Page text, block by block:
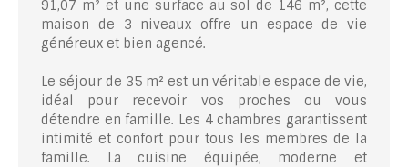
91,07 m² et une surface au sol de 146 m², cette
maison de 3 niveaux offre un espace de vie
généreux et bien agencé.
Le séjour de 35 m² est un véritable espace de vie,
idéal pour recevoir vos proches ou vous
détendre en famille. Les 4 chambres garantissent
intimité et confort pour tous les membres de la
famille. La cuisine équipée, moderne et